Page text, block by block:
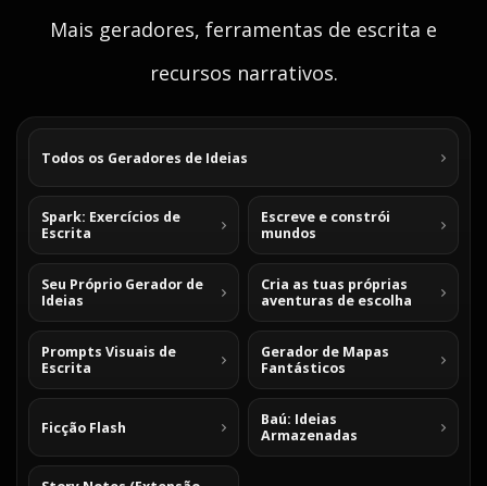
Mais geradores, ferramentas de escrita e
recursos narrativos.
Todos os Geradores de Ideias
Spark: Exercícios de
Escrita
Escreve e constrói
mundos
Seu Próprio Gerador de
Ideias
Cria as tuas próprias
aventuras de escolha
Prompts Visuais de
Escrita
Gerador de Mapas
Fantásticos
Ficção Flash
Baú: Ideias
Armazenadas